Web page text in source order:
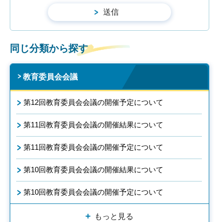
同じ分類から探す
教育委員会会議
第12回教育委員会会議の開催予定について
第11回教育委員会会議の開催結果について
第11回教育委員会会議の開催予定について
第10回教育委員会会議の開催結果について
第10回教育委員会会議の開催予定について
もっと見る